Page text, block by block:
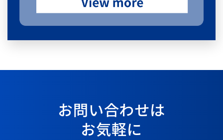
お問い合わせは
お気軽に